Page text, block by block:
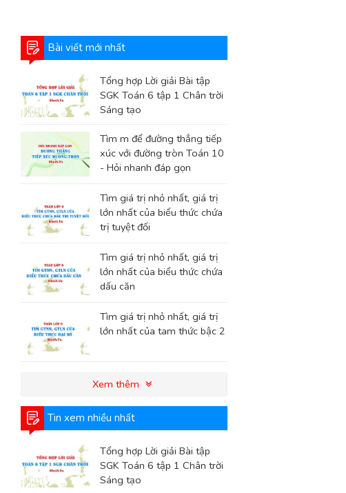
Bài viết mới nhất
Tổng hợp Lời giải Bài tập
SGK Toán 6 tập 1 Chân trời
Sáng tạo
Tìm m để đường thẳng tiếp
xúc với đường tròn Toán 10
- Hỏi nhanh đáp gọn
Tìm giá trị nhỏ nhất, giá trị
lớn nhất của biểu thức chứa
trị tuyệt đối
Tìm giá trị nhỏ nhất, giá trị
lớn nhất của biểu thức chứa
dấu căn
Tìm giá trị nhỏ nhất, giá trị
lớn nhất của tam thức bậc 2
Xem thêm
Tin xem nhiều nhất
Tổng hợp Lời giải Bài tập
SGK Toán 6 tập 1 Chân trời
Sáng tạo